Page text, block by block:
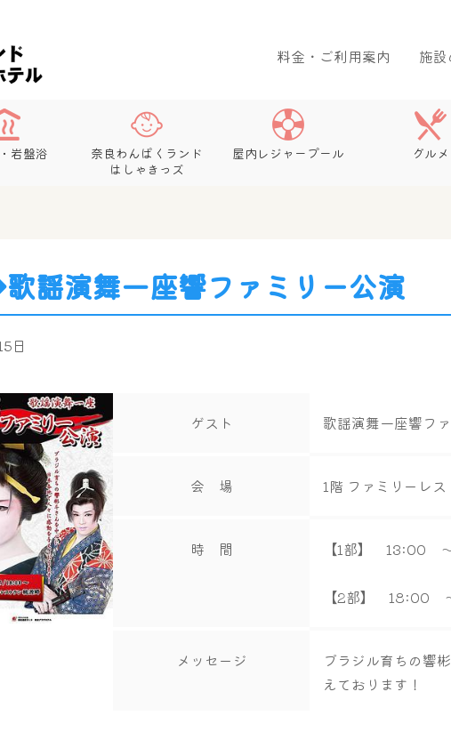
料金・ご利用案内 施
岩盤浴
奈良わんぱくランド
はしゃきっズ
屋内レジャープール グルメ
謡演舞一座響ファミリー公演
日
ゲスト 歌謡演舞一座響フ
会 場 1階 ファミリーレ
時 間 【1部】 13:00
【2部】 18:00
メッセージ
ブラジル育ちの響
えております！